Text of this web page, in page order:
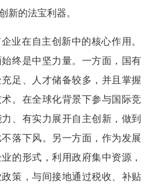
新的法宝利器。
业在自主创新中的核心作用。
终是中坚力量。一方面，国有
足、人才储备较多，并且掌握
。在全球化背景下参与国际竞
、有实力展开自主创新，做到
落下风。另一方面，作为发展
的形式，利用政府集中资源，
策，与间接地通过税收、补贴